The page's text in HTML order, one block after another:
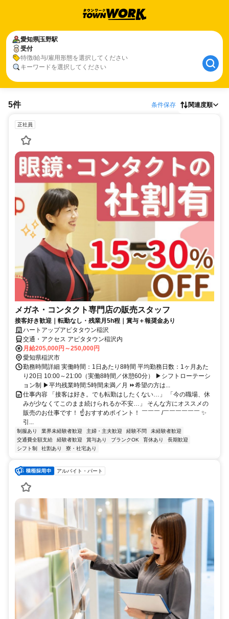
愛知県玉野駅
受付
特徴/給与/雇用形態を選択してください
キーワードを選択してください
5件 条件保存 関連度順
正社員
メガネ・コンタクト専門店の販売スタッフ
接客好き歓迎｜転勤なし・残業月5h程｜賞与＋報奨金あり
ハートアップアピタタウン稲沢
交通・アクセス アピタタウン稲沢内
月給205,000円～250,000円
愛知県稲沢市
勤務時間詳細 実働時間：1日あたり8時間 平均勤務日数：1ヶ月あた
り20日 10:00～21:00（実働8時間／休憩60分） ▶シフトローテーシ
ョン制 ▶平均残業時間:5時間未満／月 ⏩希望の方は...
仕事内容 「接客は好き。でも転勤はしたくない…」 「今の職場、休
みが少なくてこのまま続けられるか不安…」 そんな方にオススメの
販売のお仕事です！ ☝おすすめポイント！ ￣￣￣ /￣￣￣￣￣￣ ✨
引...
制服あり 業界未経験者歓迎 主婦・主夫歓迎 経験不問
未経験者歓迎
交通費全額支給
経験者歓迎 賞与あり ブランクOK 育休あり
長期歓迎
シフト制
社割あり 寮・社宅あり
アルバイト・パート